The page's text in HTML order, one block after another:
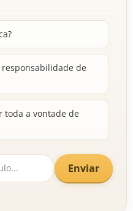
de
toda a vontade de
Enviar